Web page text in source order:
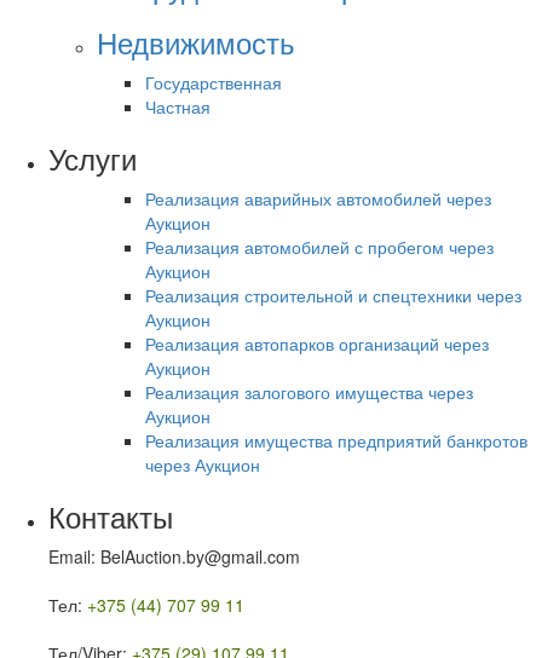
Недвижимость
Государственная
Частная
Услуги
Реализация аварийных автомобилей через
Аукцион
Реализация автомобилей с пробегом через
Аукцион
Реализация строительной и спецтехники через
Аукцион
Реализация автопарков организаций через
Аукцион
Реализация залогового имущества через
Аукцион
Реализация имущества предприятий банкротов
через Аукцион
Контакты
Email: BelAuction.by@gmail.com
Тел: +375 (44) 707 99 11
Тел/Viber: +375 (29) 107 99 11